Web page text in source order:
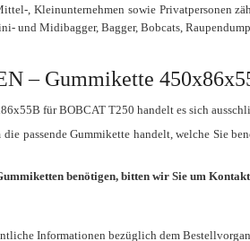
, Kleinunternehmen sowie Privatpersonen
und Midibagger, Bagger, Bobcats,
– Gummikette
für BOBCAT T250 handelt es sich
passende Gummikette handelt, welche Sie
benötigen, bitten wir Sie um
Informationen bezüglich dem